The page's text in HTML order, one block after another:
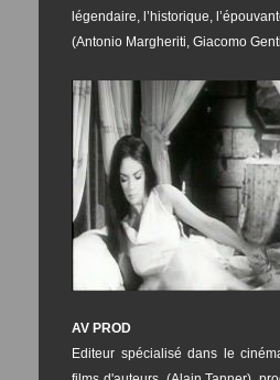
légendaire, l’historique,
(Antonio Margheriti, Giacomo
AV PROD
Editeur spécialisé dans le